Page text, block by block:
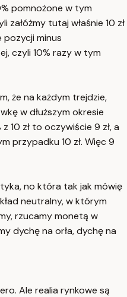
pomnożone w tym
załóżmy tutaj właśnie 10 zł
pozycji minus
czyli 10% razy w tym
że na każdym trejdzie,
w dłuższym okresie
10 zł to oczywiście 9 zł, a
przypadku 10 zł. Więc 9
no która tak jak mówię
neutralny, w którym
rzucamy monetą w
dychę na orła, dychę na
Ale realia rynkowe są